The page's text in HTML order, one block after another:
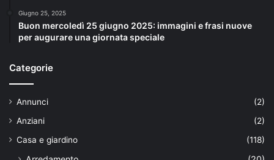
Giugno 25, 2025
Buon mercoledì 25 giugno 2025: immagini e frasi nuove
per augurare una giornata speciale
Categorie
Annunci
(2)
Anziani
(2)
Casa e giardino
(118)